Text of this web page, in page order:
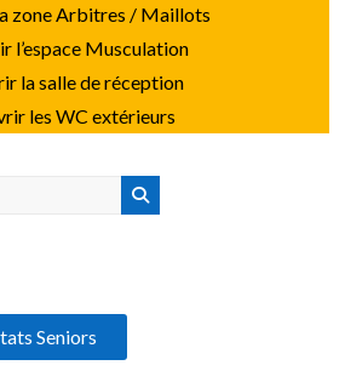
zone Arbitres / Maillots
l’espace Musculation
la salle de réception
les WC extérieurs
Seniors